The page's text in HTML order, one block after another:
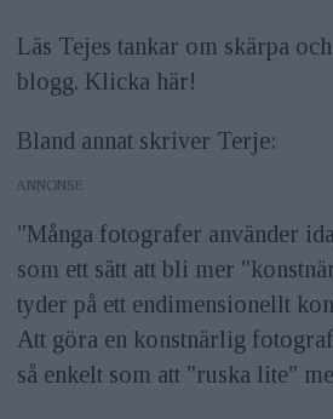
Läs Tejes tankar om skärpa
blogg. Klicka här!
Bland annat skriver Terje:
ANNONS
"Många fotografer använder
som ett sätt att bli mer
tyder på ett endimensionellt
Att göra en konstnärlig
så enkelt som att "ruska lite"